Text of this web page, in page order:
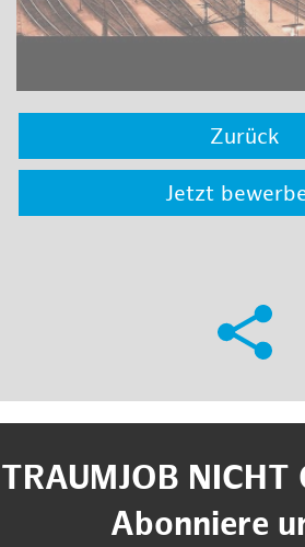
Zurück
Jetzt
TRAUMJOB NICHT
Abonniere